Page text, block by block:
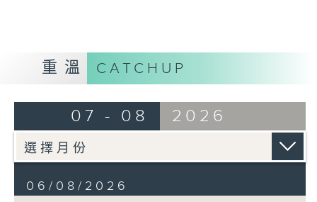
重溫 CATCHUP
07 - 08 2026
06/08/2026